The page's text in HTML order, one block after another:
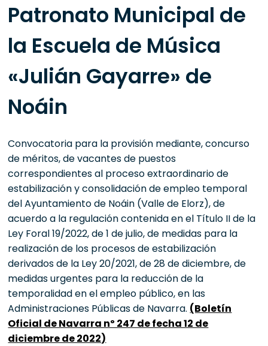
Patronato Municipal de
la Escuela de Música
«Julián Gayarre» de
Noáin
Convocatoria para la provisión mediante, concurso
de méritos, de vacantes de puestos
correspondientes al proceso extraordinario de
estabilización y consolidación de empleo temporal
del Ayuntamiento de Noáin (Valle de Elorz), de
acuerdo a la regulación contenida en el Título II de la
Ley Foral 19/2022, de 1 de julio, de medidas para la
realización de los procesos de estabilización
derivados de la Ley 20/2021, de 28 de diciembre, de
medidas urgentes para la reducción de la
temporalidad en el empleo público, en las
Administraciones Públicas de Navarra. (Boletín
Oficial de Navarra nº 247 de fecha 12 de
diciembre de 2022)